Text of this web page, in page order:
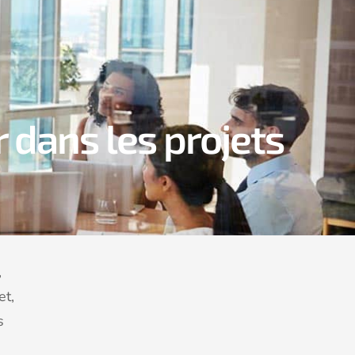
dans les projets